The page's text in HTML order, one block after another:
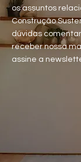
os assuntos
Construção
dúvidas
receber nossa
assine a